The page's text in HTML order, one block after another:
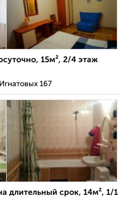
15м², 2/4 этаж
167
длительный срок, 14м², 1/1